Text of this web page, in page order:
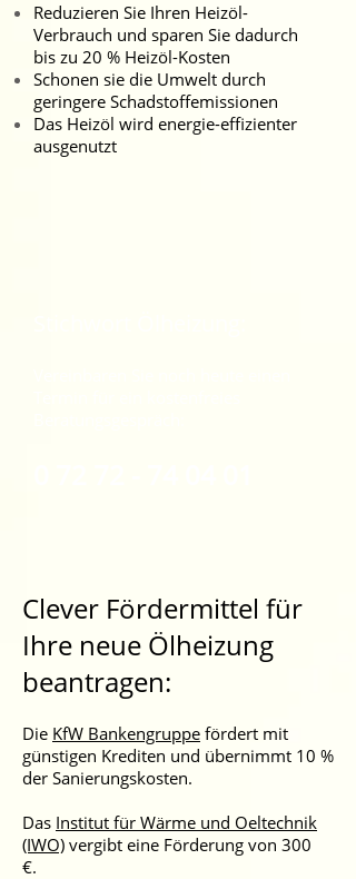
Reduzieren Sie Ihren Heizöl-
Verbrauch und sparen Sie dadurch
bis zu 20 % Heizöl-Kosten
Schonen sie die Umwelt durch
geringere Schadstoffemissionen
Das Heizöl wird energie-effizienter
ausgenutzt
Clever Fördermittel für
Ihre neue Ölheizung
beantragen:
Die KfW Bankengruppe fördert mit
günstigen Krediten und übernimmt 10 %
der Sanierungskosten.
Das Institut für Wärme und Oeltechnik
(IWO) vergibt eine Förderung von 300
€.